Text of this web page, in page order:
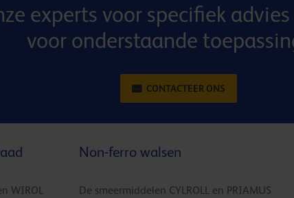
experts voor specifiek
voor onderstaande
CONTACTEER ONS
WIROL
Non-ferro walsen
De smeermiddelen CYLROLL en PRIAMUS